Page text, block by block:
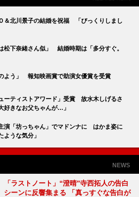
＆北川景子の結婚を祝福 「びっくりしまし
松下奈緒さん似」 結婚時期は「多分すぐ。
よう」 報知映画賞で助演女優賞を受賞
ーティストアワード」受賞 故水木しげるさ
好きなお父ちゃんが…」
演「坊っちゃん」でマドンナに はかま姿に
ような気分」
NEWS
「ラストノート」“澄晴”寺西拓人の告白
シーンに反響集まる 「真っすぐな告白が